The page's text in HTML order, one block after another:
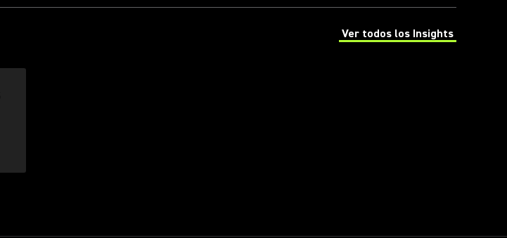
Ver todos los Insights
(Opens in a new tab)